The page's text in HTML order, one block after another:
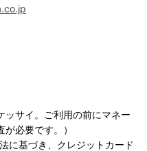
ッサイ。ご利用の前にマネー
必要です。）
に基づき、クレジットカード